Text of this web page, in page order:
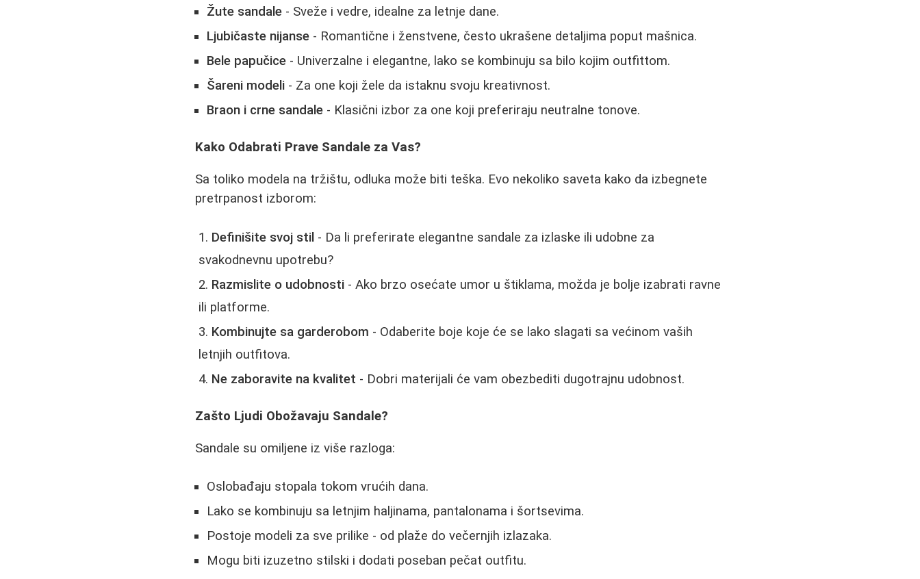
Žute sandale - Sveže i vedre, idealne za letnje dane.
Ljubičaste nijanse - Romantične i ženstvene, često ukrašene detaljima poput mašnica.
Bele papučice - Univerzalne i elegantne, lako se kombinuju sa bilo kojim outfittom.
Šareni modeli - Za one koji žele da istaknu svoju kreativnost.
Braon i crne sandale - Klasični izbor za one koji preferiraju neutralne tonove.
Kako Odabrati Prave Sandale za Vas?
Sa toliko modela na tržištu, odluka može biti teška. Evo nekoliko saveta kako da izbegnete
pretrpanost izborom:
Definišite svoj stil - Da li preferirate elegantne sandale za izlaske ili udobne za
svakodnevnu upotrebu?
Razmislite o udobnosti - Ako brzo osećate umor u štiklama, možda je bolje izabrati ravne
ili platforme.
Kombinujte sa garderobom - Odaberite boje koje će se lako slagati sa većinom vaših
letnjih outfitova.
Ne zaboravite na kvalitet - Dobri materijali će vam obezbediti dugotrajnu udobnost.
Zašto Ljudi Obožavaju Sandale?
Sandale su omiljene iz više razloga:
Oslobađaju stopala tokom vrućih dana.
Lako se kombinuju sa letnjim haljinama, pantalonama i šortsevima.
Postoje modeli za sve prilike - od plaže do večernjih izlazaka.
Mogu biti izuzetno stilski i dodati poseban pečat outfitu.